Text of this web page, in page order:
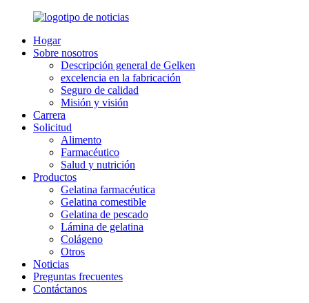
Hogar
Sobre nosotros
Descripción general de Gelken
excelencia en la fabricación
Seguro de calidad
Misión y visión
Carrera
Solicitud
Alimento
Farmacéutico
Salud y nutrición
Productos
Gelatina farmacéutica
Gelatina comestible
Gelatina de pescado
Lámina de gelatina
Colágeno
Otros
Noticias
Preguntas frecuentes
Contáctanos